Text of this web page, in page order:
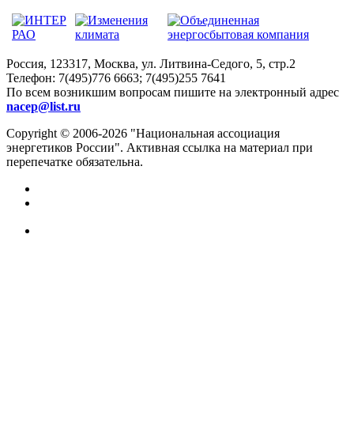
Россия, 123317, Москва, ул. Литвина-Седого, 5, стр.2
Телефон: 7(495)776 6663; 7(495)255 7641
По всем возникшим вопросам пишите на электронный адрес
nacep@list.ru
Copyright © 2006-2026 "Национальная ассоциация
энергетиков России". Активная ссылка на материал при
перепечатке обязательна.